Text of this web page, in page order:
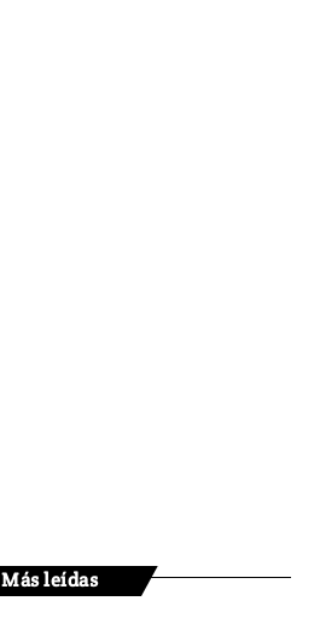
Más leídas